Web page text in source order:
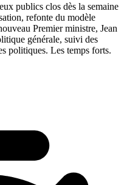
publics clos dès la semaine
refonte du modèle
Premier ministre, Jean
générale, suivi des
politiques. Les temps forts.